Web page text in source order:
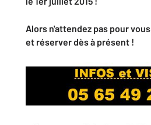
Alors n'attendez pas pour vous
et réserver dès à présent !